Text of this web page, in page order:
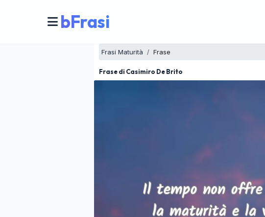
bFrasi
Frasi Maturità Frase
Frase di Casimiro De Brito